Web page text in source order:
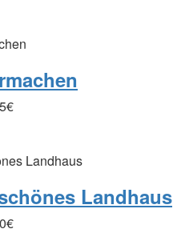
Landhaus